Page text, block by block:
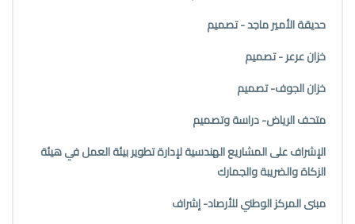
حديقة الأمير ماجد - تصميم
خزان عرعر - تصميم
خزان الجوف- تصميم
متحف الرياض- دراسة وتصميم
الإشراف على المشاريع الهندسية لإدارة تطوير بيئة العمل في هيئة
الزكاة والضريبة والجمارك
مبنى المركز الوطني للأرصاد- إشراف